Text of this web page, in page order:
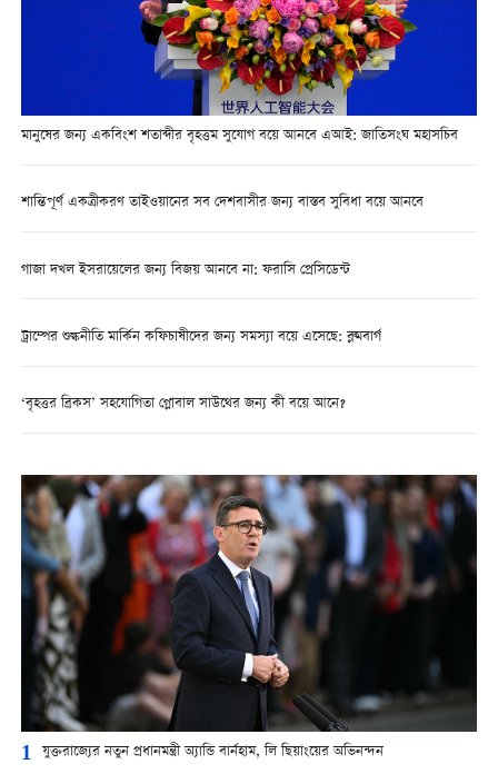
মানুষের জন্য একবিংশ শতাব্দীর বৃহত্তম সুযোগ বয়ে আনবে এআই: জাতিসংঘ মহাসচিব
শান্তিপূর্ণ একত্রীকরণ তাইওয়ানের সব দেশবাসীর জন্য বাস্তব সুবিধা বয়ে আনবে
গাজা দখল ইসরায়েলের জন্য বিজয় আনবে না: ফরাসি প্রেসিডেন্ট
ট্রাম্পের শুল্কনীতি মার্কিন কফিচাষীদের জন্য সমস্যা বয়ে এসেছে: ব্লুমবার্গ
‘বৃহত্তর ব্রিকস’ সহযোগিতা গ্লোবাল সাউথের জন্য কী বয়ে আনে?
1 যুক্তরাজ্যের নতুন প্রধানমন্ত্রী অ্যান্ডি বার্নহাম, লি ছিয়াংয়ের অভিনন্দন